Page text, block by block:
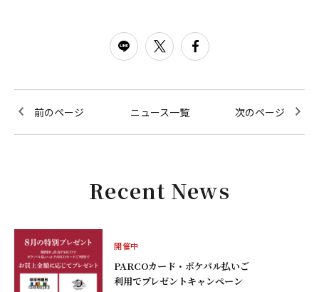
前のページ ニュース一覧 次のページ
Recent News
開催中
PARCOカード・ポケパル払いご
利用でプレゼントキャンペーン